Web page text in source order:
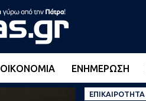
ΟΙΚΟΝΟΜΊΑ ΕΝΗΜΈΡΩΣΗ
ΕΠΙΚΑΙΡΌΤΗΤΑ